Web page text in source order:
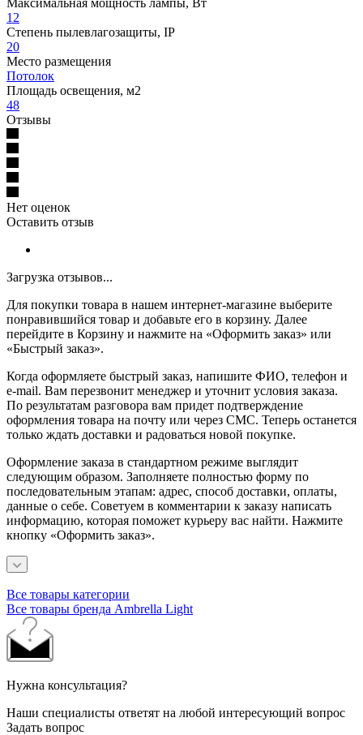
12
Степень пылевлагозащиты, IP
20
Место размещения
Потолок
Площадь освещения, м2
48
Отзывы
Нет оценок
Оставить отзыв
Загрузка отзывов...
Для покупки товара в нашем интернет-магазине выберите
понравившийся товар и добавьте его в корзину. Далее
перейдите в Корзину и нажмите на «Оформить заказ» или
«Быстрый заказ».
Когда оформляете быстрый заказ, напишите ФИО, телефон и
e-mail. Вам перезвонит менеджер и уточнит условия заказа.
По результатам разговора вам придет подтверждение
оформления товара на почту или через СМС. Теперь останется
только ждать доставки и радоваться новой покупке.
Оформление заказа в стандартном режиме выглядит
следующим образом. Заполняете полностью форму по
последовательным этапам: адрес, способ доставки, оплаты,
данные о себе. Советуем в комментарии к заказу написать
информацию, которая поможет курьеру вас найти. Нажмите
кнопку «Оформить заказ».
Все товары категории
Все товары бренда Ambrella Light
Нужна консультация?
Наши специалисты ответят на любой интересующий вопрос
Задать вопрос